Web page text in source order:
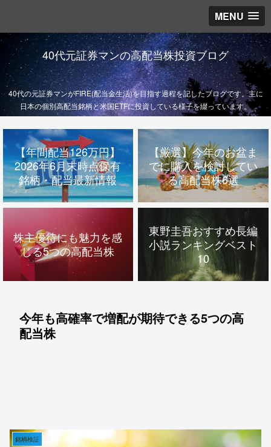
MENU
40代元証券マンの高配当株投資ブログ
40代の元証券マンがFIRE(配当金生活)を目指す過程を記したブログです。主に
日本の個別高配当銘柄と米国ETFに投資している様子を綴っています。
【年間配当126万円】
2026年6月末時点保有
銘柄・配当最新情報
【厳選】今年のお盆ま
でに購入を検討してい
る高配当株6選
株主優待にも魅力を感
じる5つの高配当株
東野圭吾おすすめ長編
小説ランキングベスト
10
今年も高確率で増配が期待できる5つの高
配当株
銘柄検証